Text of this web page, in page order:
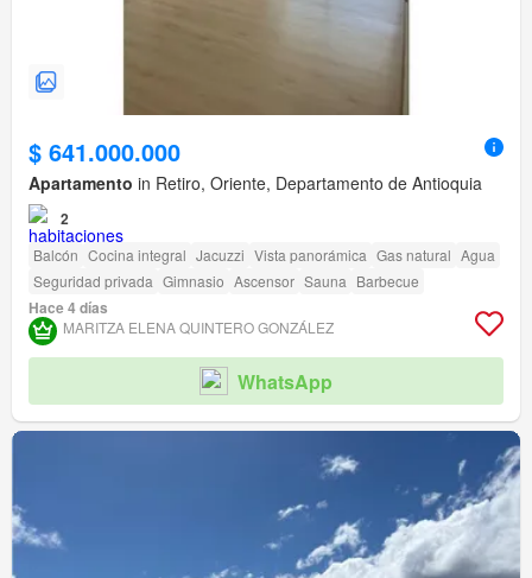
$ 641.000.000
Apartamento in Retiro, Oriente, Departamento de Antioquia
2
Balcón Cocina integral Jacuzzi Vista panorámica Gas natural Agua
Seguridad privada Gimnasio Ascensor Sauna Barbecue
Hace 4 días
MARITZA ELENA QUINTERO GONZÁLEZ
WhatsApp